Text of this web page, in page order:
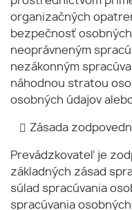
organizačných
bezpečnosť
neoprávneným
nezákonným
náhodnou stratou
osobných údajov
Zásada
Prevádzkovateľ je
základných zásad
súlad spracúvania
spracúvania osobných